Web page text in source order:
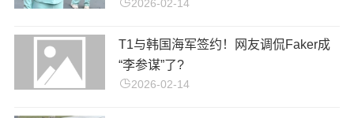
2026-02-14
T1与韩国海军签约！网友调侃Faker成
“李参谋”了?
2026-02-14